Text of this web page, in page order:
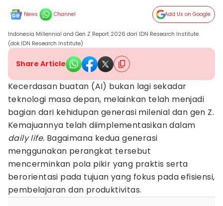
News Channel Add Us on Google
Indonesia Millennial and Gen Z Report 2026 dari IDN Research Institute.
(dok.IDN Research Institute)
Share Article
Kecerdasan buatan (AI) bukan lagi sekadar
teknologi masa depan, melainkan telah menjadi
bagian dari kehidupan generasi milenial dan gen Z.
Kemajuannya telah diimplementasikan dalam
daily life. Bagaimana kedua generasi
menggunakan perangkat tersebut
mencerminkan pola pikir yang praktis serta
berorientasi pada tujuan yang fokus pada efisiensi,
pembelajaran dan produktivitas.